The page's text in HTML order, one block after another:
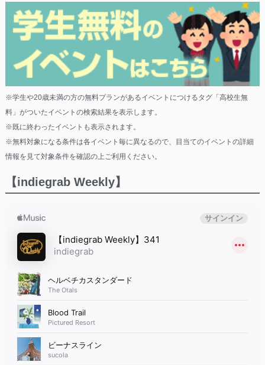
※学生や20歳未満の方の無料プランがあるイベントにつけるタグ「高校生無
料」がついたイベントの検索結果を表示します。
※既に終わったイベントも表示されます。
※無料対象になる条件は各イベント毎に異なるので、目当てのイベントの詳細
情報を見て対象条件を確認の上ご利用ください。
【indiegrab Weekly】